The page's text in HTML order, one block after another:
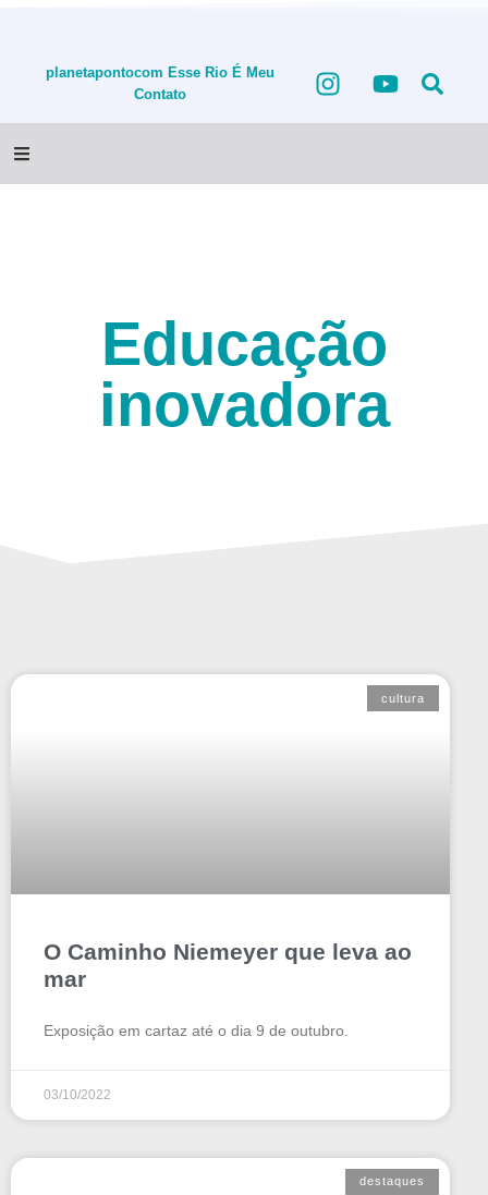
planetapontocom Esse Rio É Meu
Contato
Educação
inovadora
cultura
O Caminho Niemeyer que leva ao
mar
Exposição em cartaz até o dia 9 de outubro.
03/10/2022
destaques